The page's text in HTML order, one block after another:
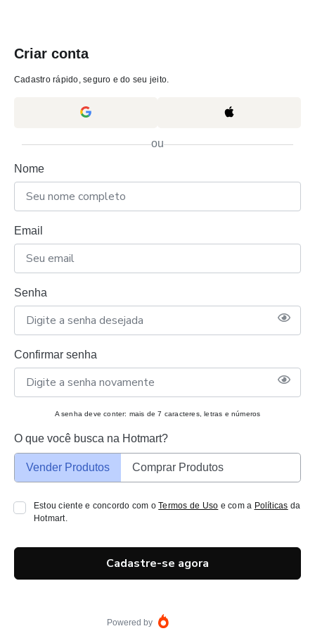
Criar conta
Cadastro rápido, seguro e do seu jeito.
ou
Nome
Email
Senha
Confirmar senha
A senha deve conter: mais de 7 caracteres, letras e números
O que você busca na Hotmart?
Vender Produtos Comprar Produtos
Estou ciente e concordo com oTermos de Uso e com a Políticas da
Hotmart.
Cadastre-se agora
Powered by